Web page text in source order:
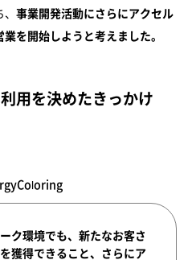
、事業開発活動にさらにアクセル
を開始しようと考えました。
用を決めたきっかけ
ーク環境でも、新たなお客さ
獲得できること、さらにア